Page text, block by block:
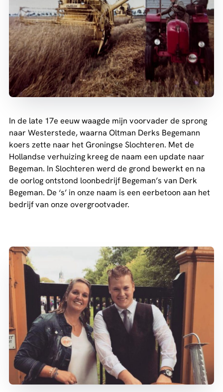
In de late 17e eeuw waagde mijn voorvader de sprong
naar Westerstede, waarna Oltman Derks Begemann
koers zette naar het Groningse Slochteren. Met de
Hollandse verhuizing kreeg de naam een update naar
Begeman. In Slochteren werd de grond bewerkt en na
de oorlog ontstond loonbedrijf Begeman’s van Derk
Begeman. De ‘s’ in onze naam is een eerbetoon aan het
bedrijf van onze overgrootvader.